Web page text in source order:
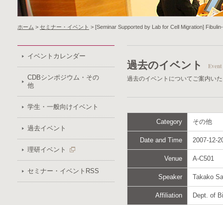
ホーム > セミナー・イベント > [Seminar Supported by Lab for Cell Migration]
イベントカレンダー
CDBシンポジウム・その
他
学生・一般向けイベント
過去イベント
理研イベント
セミナー・イベントRSS
過去のイベント
過去のイベントについてご案内い
Category その他
Date and Time 2007-12-
Venue A-C501
Speaker Takako
Affiliation Dept. of